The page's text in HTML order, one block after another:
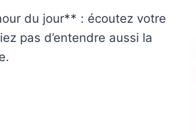
du jour** : écoutez votre
pas d’entendre aussi la